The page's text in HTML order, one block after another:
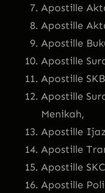
Apostille
Apostille
Apostille
Apostille
Apostille
Apostille
Menikah,
Apostille
Apostille
Apostille
Apostille